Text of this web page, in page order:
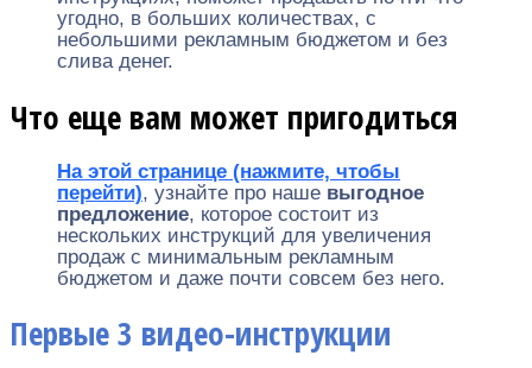
угодно, в больших количествах, с
небольшими рекламным бюджетом и без
слива денег.
Что еще вам может пригодиться
На этой странице (нажмите, чтобы
перейти), узнайте про наше выгодное
предложение, которое состоит из
нескольких инструкций для увеличения
продаж с минимальным рекламным
бюджетом и даже почти совсем без него.
Первые 3 видео-инструкции